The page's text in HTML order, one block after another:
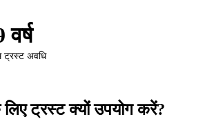
वर्ष
ट्रस्ट अवधि
लिए ट्रस्ट क्यों उपयोग करें?